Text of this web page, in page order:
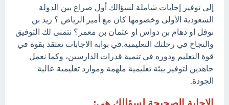
إلى توفير إجابات شاملة لسؤالك أول صراع بين الدولة
السعودية الأولى وخصومها كان مع أمير الرياض ؟ زيد بن
نوفل او دهام بن دواس او عثمان بن معمر؟ نتمنى لك التوفيق
والنجاح في رحلتك التعليمية.في بوابة الاجابات نعتقد بقوة في
قوة التعليم ودوره في تنمية قدرات الدارسين، وكما نعمل
جاهدين لتوفير بيئة تعليمية ملهمة وموارد تعليمية عالية
الجودة.